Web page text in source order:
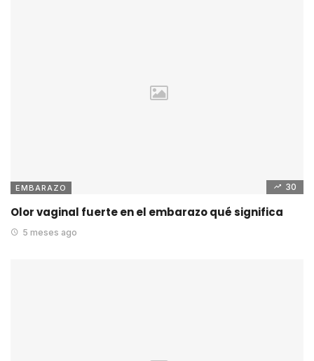
EMBARAZO 30
Olor vaginal fuerte en el embarazo qué significa
5 meses ago